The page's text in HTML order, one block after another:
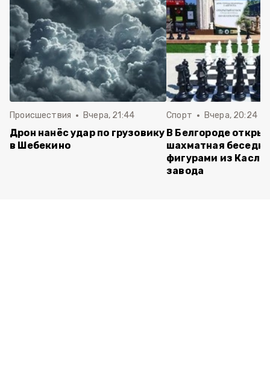
Происшествия Вчера, 21:44
Дрон нанёс удар по грузовику
в Шебекино
Спорт Вчера, 20:24
В Белгороде
шахматная
фигурами из
завода